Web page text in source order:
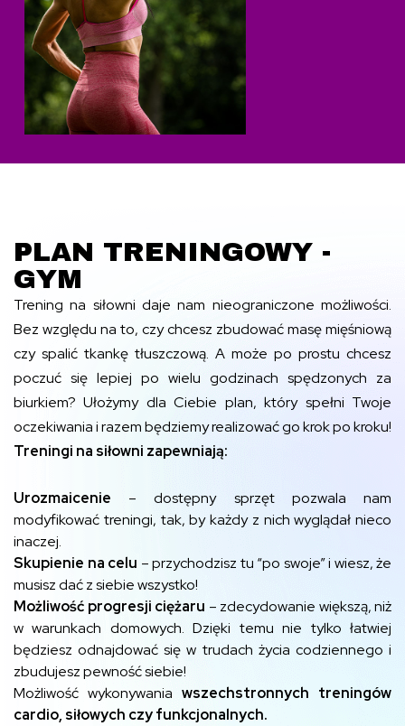
PLAN TRENINGOWY -
GYM
Trening na siłowni daje nam nieograniczone możliwości.
Bez względu na to, czy chcesz zbudować masę mięśniową
czy spalić tkankę tłuszczową. A może po prostu chcesz
poczuć się lepiej po wielu godzinach spędzonych za
biurkiem? Ułożymy dla Ciebie plan, który spełni Twoje
oczekiwania i razem będziemy realizować go krok po kroku!
Treningi na siłowni zapewniają:
Urozmaicenie – dostępny sprzęt pozwala nam
modyfikować treningi, tak, by każdy z nich wyglądał nieco
inaczej.
Skupienie na celu – przychodzisz tu “po swoje” i wiesz, że
musisz dać z siebie wszystko!
Możliwość progresji ciężaru – zdecydowanie większą, niż
w warunkach domowych. Dzięki temu nie tylko łatwiej
będziesz odnajdować się w trudach życia codziennego i
zbudujesz pewność siebie!
Możliwość wykonywania wszechstronnych treningów
cardio, siłowych czy funkcjonalnych.